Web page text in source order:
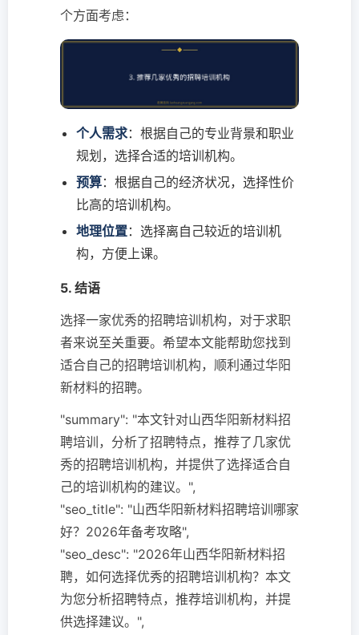
个方面考虑：
个人需求：根据自己的专业背景和职业
规划，选择合适的培训机构。
预算：根据自己的经济状况，选择性价
比高的培训机构。
地理位置：选择离自己较近的培训机
构，方便上课。
5. 结语
选择一家优秀的招聘培训机构，对于求职
者来说至关重要。希望本文能帮助您找到
适合自己的招聘培训机构，顺利通过华阳
新材料的招聘。
"summary": "本文针对山西华阳新材料招
聘培训，分析了招聘特点，推荐了几家优
秀的招聘培训机构，并提供了选择适合自
己的培训机构的建议。",
"seo_title": "山西华阳新材料招聘培训哪家
好？2026年备考攻略",
"seo_desc": "2026年山西华阳新材料招
聘，如何选择优秀的招聘培训机构？本文
为您分析招聘特点，推荐培训机构，并提
供选择建议。",